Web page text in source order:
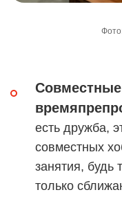
есть дружба,
совместных
занятия, будь
только